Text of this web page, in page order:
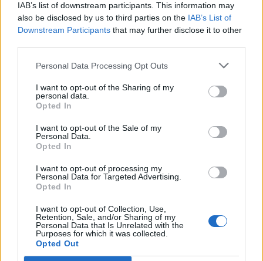
IAB’s list of downstream participants. This information may
also be disclosed by us to third parties on the IAB’s List of
Downstream Participants that may further disclose it to other
Personal Data Processing Opt Outs
I want to opt-out of the Sharing of my
personal data.
Opted In
I want to opt-out of the Sale of my
Personal Data.
Opted In
I want to opt-out of processing my
Personal Data for Targeted Advertising.
Opted In
I want to opt-out of Collection, Use,
Retention, Sale, and/or Sharing of my
Personal Data that Is Unrelated with the
Purposes for which it was collected.
Opted Out
2026. augusztus 10., hétfő
Összefogtak a szakszervezetek a
bértörvénytervezet módosításáért